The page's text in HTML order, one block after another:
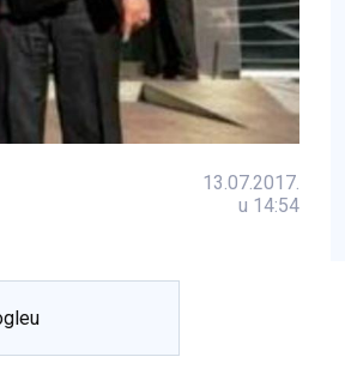
13.07.2017.
u 14:54